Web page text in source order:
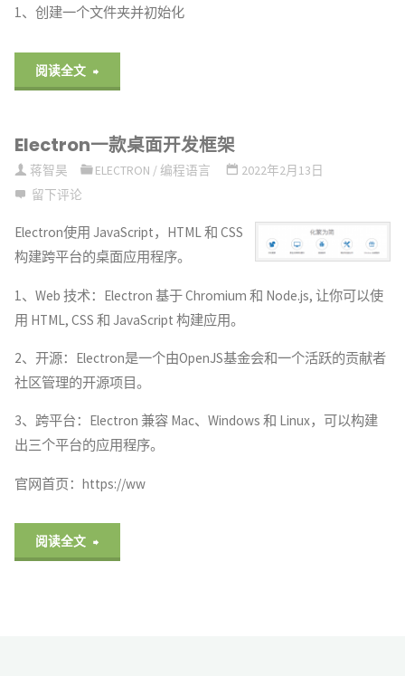
1、创建一个文件夹并初始化
阅读全文
门
Electron一款桌面开发框架
蒋智昊 ELECTRON / 编程语言
2022年2月13日
留下评论
Electron使用 JavaScript，HTML 和 CSS
构建跨平台的桌面应用程序。
1、Web 技术：Electron 基于 Chromium 和 Node.js, 让你可以使
用 HTML, CSS 和 JavaScript 构建应用。
2、开源：Electron是一个由OpenJS基金会和一个活跃的贡献者
社区管理的开源项目。
3、跨平台：Electron 兼容 Mac、Windows 和 Linux，可以构建
出三个平台的应用程序。
官网首页：https://ww
阅读全文